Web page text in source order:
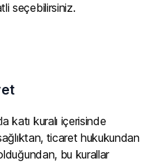
seçebilirsiniz.
katı kuralı içerisinde
ticaret hukukundan
bu kurallar